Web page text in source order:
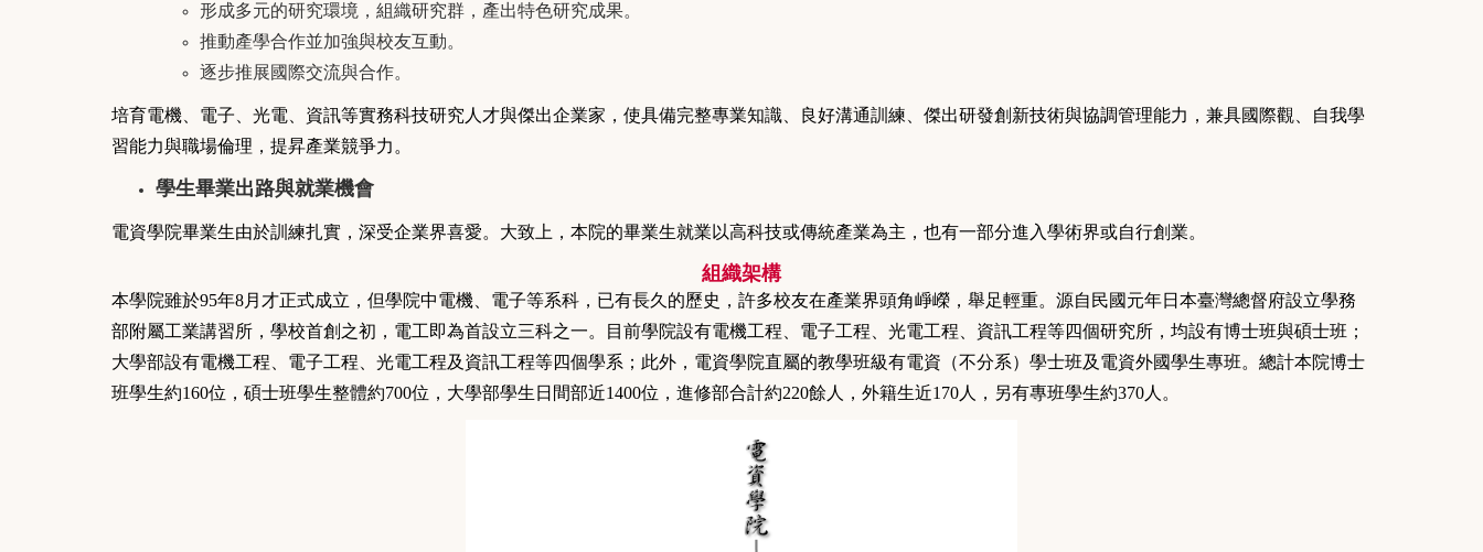
形成多元的研究環境，組織研究群，產出特色研究成果。
推動產學合作並加強與校友互動。
逐步推展國際交流與合作。
培育電機、電子、光電、資訊等實務科技研究人才與傑出企業家，使具備完整專業知識、良好溝通訓練、傑出研發創新技術與協調管理能力，兼具國際觀、自我學
習能力與職場倫理，提昇產業競爭力。
學生畢業出路與就業機會
電資學院畢業生由於訓練扎實，深受企業界喜愛。大致上，本院的畢業生就業以高科技或傳統產業為主，也有一部分進入學術界或自行創業。
組織架構
本學院雖於95年8月才正式成立，但學院中電機、電子等系科，已有長久的歷史，許多校友在產業界頭角崢嶸，舉足輕重。源自民國元年日本臺灣總督府設立學務
部附屬工業講習所，學校首創之初，電工即為首設立三科之一。目前學院設有電機工程、電子工程、光電工程、資訊工程等四個研究所，均設有博士班與碩士班；
大學部設有電機工程、電子工程、光電工程及資訊工程等四個學系；此外，電資學院直屬的教學班級有電資（不分系）學士班及電資外國學生專班。總計本院博士
班學生約160位，碩士班學生整體約700位，大學部學生日間部近1400位，進修部合計約220餘人，外籍生近170人，另有專班學生約370人。